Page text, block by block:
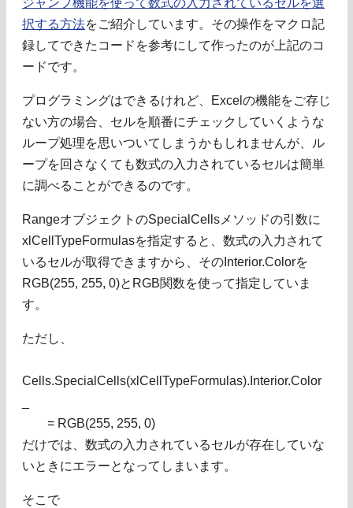
ジャンプ機能を使って数式の入力されているセルを選
択する方法をご紹介しています。その操作をマクロ記
録してできたコードを参考にして作ったのが上記のコ
ードです。
プログラミングはできるけれど、Excelの機能をご存じ
ない方の場合、セルを順番にチェックしていくような
ループ処理を思いついてしまうかもしれませんが、ル
ープを回さなくても数式の入力されているセルは簡単
に調べることができるのです。
RangeオブジェクトのSpecialCellsメソッドの引数に
xlCellTypeFormulasを指定すると、数式の入力されて
いるセルが取得できますから、そのInterior.Colorを
RGB(255, 255, 0)とRGB関数を使って指定していま
す。
ただし、
Cells.SpecialCells(xlCellTypeFormulas).Interior.Color
= RGB(255, 255, 0)
だけでは、数式の入力されているセルが存在していな
いときにエラーとなってしまいます。
そこで